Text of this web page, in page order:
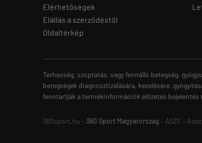
Elérhetőségek
Elállás a szerződéstől
Oldaltérkép
Terhesség, szoptatás, vagy fennálló betegség,
betegségek diagnosztizálására, kezelésére,
fenntartják a termékinformációk előzetes bejelentés
360sport.hu - 360 Sport Magyarország - ÁSZF -